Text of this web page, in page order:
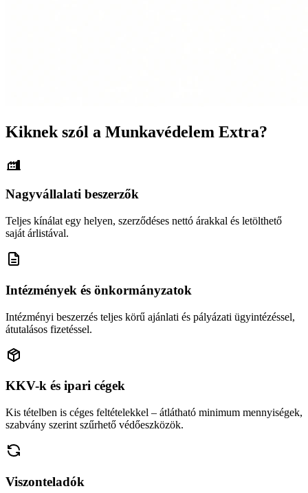
Kiknek szól a Munkavédelem Extra?
Nagyvállalati beszerzők
Teljes kínálat egy helyen, szerződéses nettó árakkal és letölthető
saját árlistával.
Intézmények és önkormányzatok
Intézményi beszerzés teljes körű ajánlati és pályázati ügyintézéssel,
átutalásos fizetéssel.
KKV-k és ipari cégek
Kis tételben is céges feltételekkel – átlátható minimum mennyiségek,
szabvány szerint szűrhető védőeszközök.
Viszonteladók